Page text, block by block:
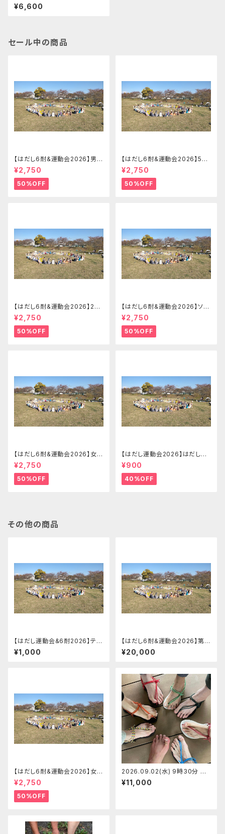
したけどやっぱりエンボスにした
いと思った方はこちら【差額でア
¥6,600
セール中の商品
【はだし6耐&運動会2026】男子
ソロの部 はだし6耐＋運動会エ
ントリー【2026.09.26(土)】
¥2,750
50%OFF
【はだし6耐&運動会2026】5-8
名リレーの部 はだし6耐＋運動
会チームエントリー【2026.09.
26(土)】
¥2,750
50%OFF
【はだし6耐&運動会2026】2-4
名リレーの部 はだし6耐＋運動
会チームエントリー【2026.09.
26(土)】
¥2,750
50%OFF
【はだし6耐&運動会2026】ソロ
でリレーの部（ランダムチーム）
はだし6耐＋運動会エントリー
【2026.09.26(土)】
¥2,750
50%OFF
【はだし6耐&運動会2026】女子
ソロの部 はだし6耐＋運動会エ
ントリー【2026.09.26(土)】
¥2,750
50%OFF
【はだし運動会2026】はだし運
動会 エントリー(大人)【2026.0
9.26(土)】
¥900
40%OFF
その他の商品
【はだし運動会&6耐2026】テン
トサイト1区画【2026.09.26
(土)】
¥1,000
【はだし6耐&運動会2026】第5
回はだし6時間耐久・第3回はだ
し運動会 特別協賛【2026.09.2
¥20,000
【はだし6耐&運動会2026】女子
ソロの部 はだし6耐＋運動会エ
ントリー【2026.09.26(土)】
¥2,750
50%OFF
2026.09.02(水) 9時30分 土
徳の里@富山県 マンサンダルワ
ークショップ 【定員6】愛
¥11,000